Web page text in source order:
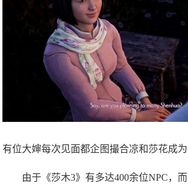
有位大婶每次见面都企图撮合凉和莎花成
由于《莎木3》有多达400余位NPC，而